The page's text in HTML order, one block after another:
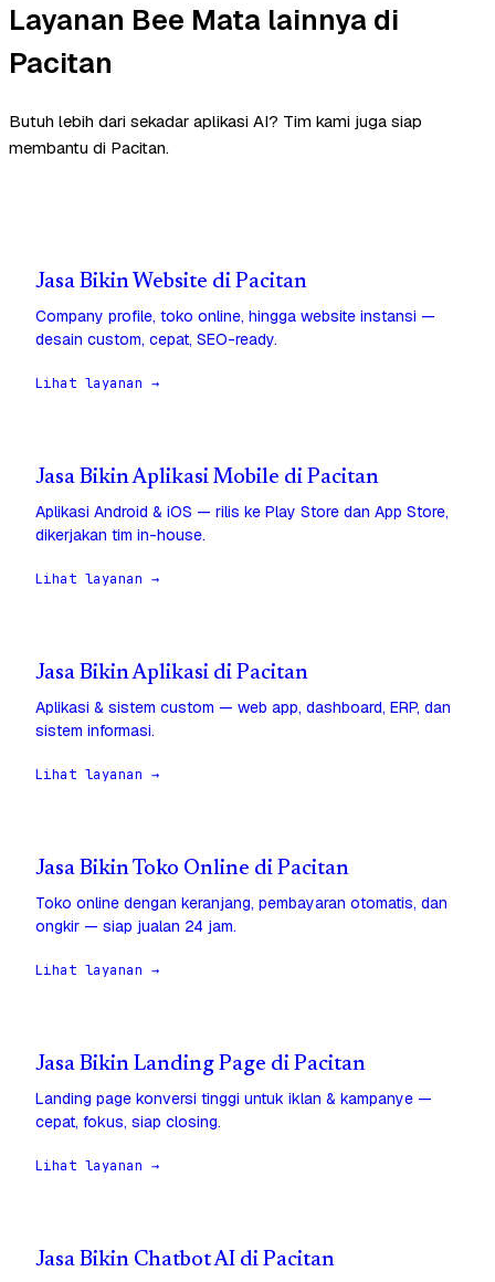
Layanan Bee Mata lainnya di
Pacitan
Butuh lebih dari sekadar aplikasi AI? Tim kami juga siap
membantu di Pacitan.
Jasa Bikin Website di Pacitan
Company profile, toko online, hingga website instansi —
desain custom, cepat, SEO-ready.
Lihat layanan →
Jasa Bikin Aplikasi Mobile di Pacitan
Aplikasi Android & iOS — rilis ke Play Store dan App Store,
dikerjakan tim in-house.
Lihat layanan →
Jasa Bikin Aplikasi di Pacitan
Aplikasi & sistem custom — web app, dashboard, ERP, dan
sistem informasi.
Lihat layanan →
Jasa Bikin Toko Online di Pacitan
Toko online dengan keranjang, pembayaran otomatis, dan
ongkir — siap jualan 24 jam.
Lihat layanan →
Jasa Bikin Landing Page di Pacitan
Landing page konversi tinggi untuk iklan & kampanye —
cepat, fokus, siap closing.
Lihat layanan →
Jasa Bikin Chatbot AI di Pacitan